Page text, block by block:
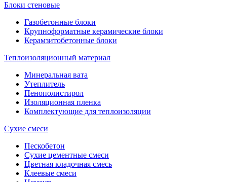
Блоки стеновые
Газобетонные блоки
Крупноформатные керамические блоки
Керамзитобетонные блоки
Теплоизоляционный материал
Минеральная вата
Утеплитель
Пенополистирол
Изоляционная пленка
Комплектующие для теплоизоляции
Сухие смеси
Пескобетон
Сухие цементные смеси
Цветная кладочная смесь
Клеевые смеси